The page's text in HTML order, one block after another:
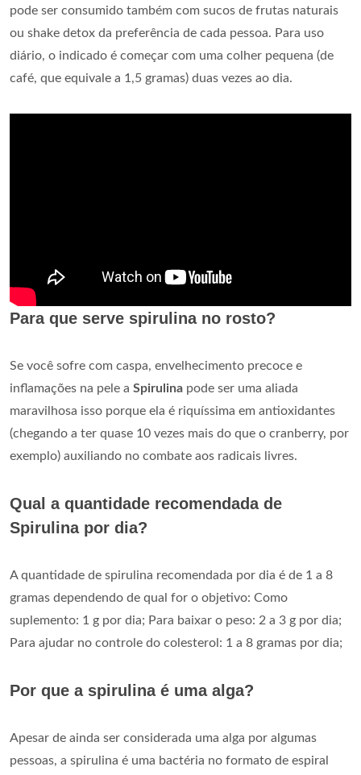
pode ser consumido também com sucos de frutas naturais
ou shake detox da preferência de cada pessoa. Para uso
diário, o indicado é começar com uma colher pequena (de
café, que equivale a 1,5 gramas) duas vezes ao dia.
Para que serve spirulina no rosto?
Se você sofre com caspa, envelhecimento precoce e
inflamações na pele a Spirulina pode ser uma aliada
maravilhosa isso porque ela é riquíssima em antioxidantes
(chegando a ter quase 10 vezes mais do que o cranberry, por
exemplo) auxiliando no combate aos radicais livres.
Qual a quantidade recomendada de
Spirulina por dia?
A quantidade de spirulina recomendada por dia é de 1 a 8
gramas dependendo de qual for o objetivo: Como
suplemento: 1 g por dia; Para baixar o peso: 2 a 3 g por dia;
Para ajudar no controle do colesterol: 1 a 8 gramas por dia;
Por que a spirulina é uma alga?
Apesar de ainda ser considerada uma alga por algumas
pessoas, a spirulina é uma bactéria no formato de espiral